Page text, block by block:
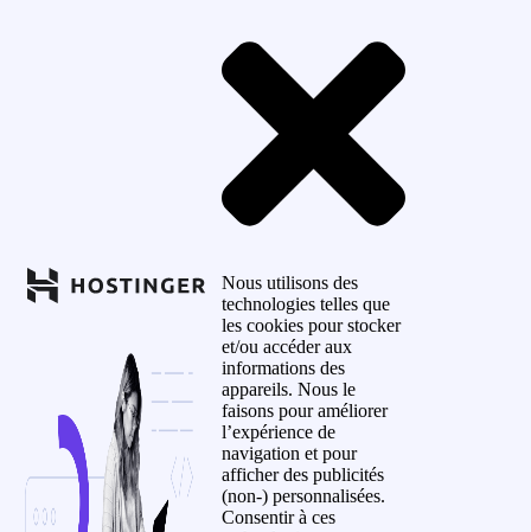
Nous utilisons des
technologies telles que
les cookies pour stocker
et/ou accéder aux
informations des
appareils. Nous le
faisons pour améliorer
l’expérience de
navigation et pour
afficher des publicités
(non-) personnalisées.
Consentir à ces